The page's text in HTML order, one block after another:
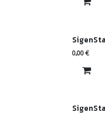
0,00€